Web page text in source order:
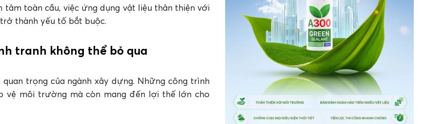
xanh hóa tương lai - kiến tạo bền vững
toàn cầu, việc ứng dụng vật liệu thân thiện với
thành yếu tố bắt buộc.
tranh không thể bỏ qua
trọng của ngành xây dựng. Những công trình
vệ môi trường mà còn mang đến lợi thế lớn cho